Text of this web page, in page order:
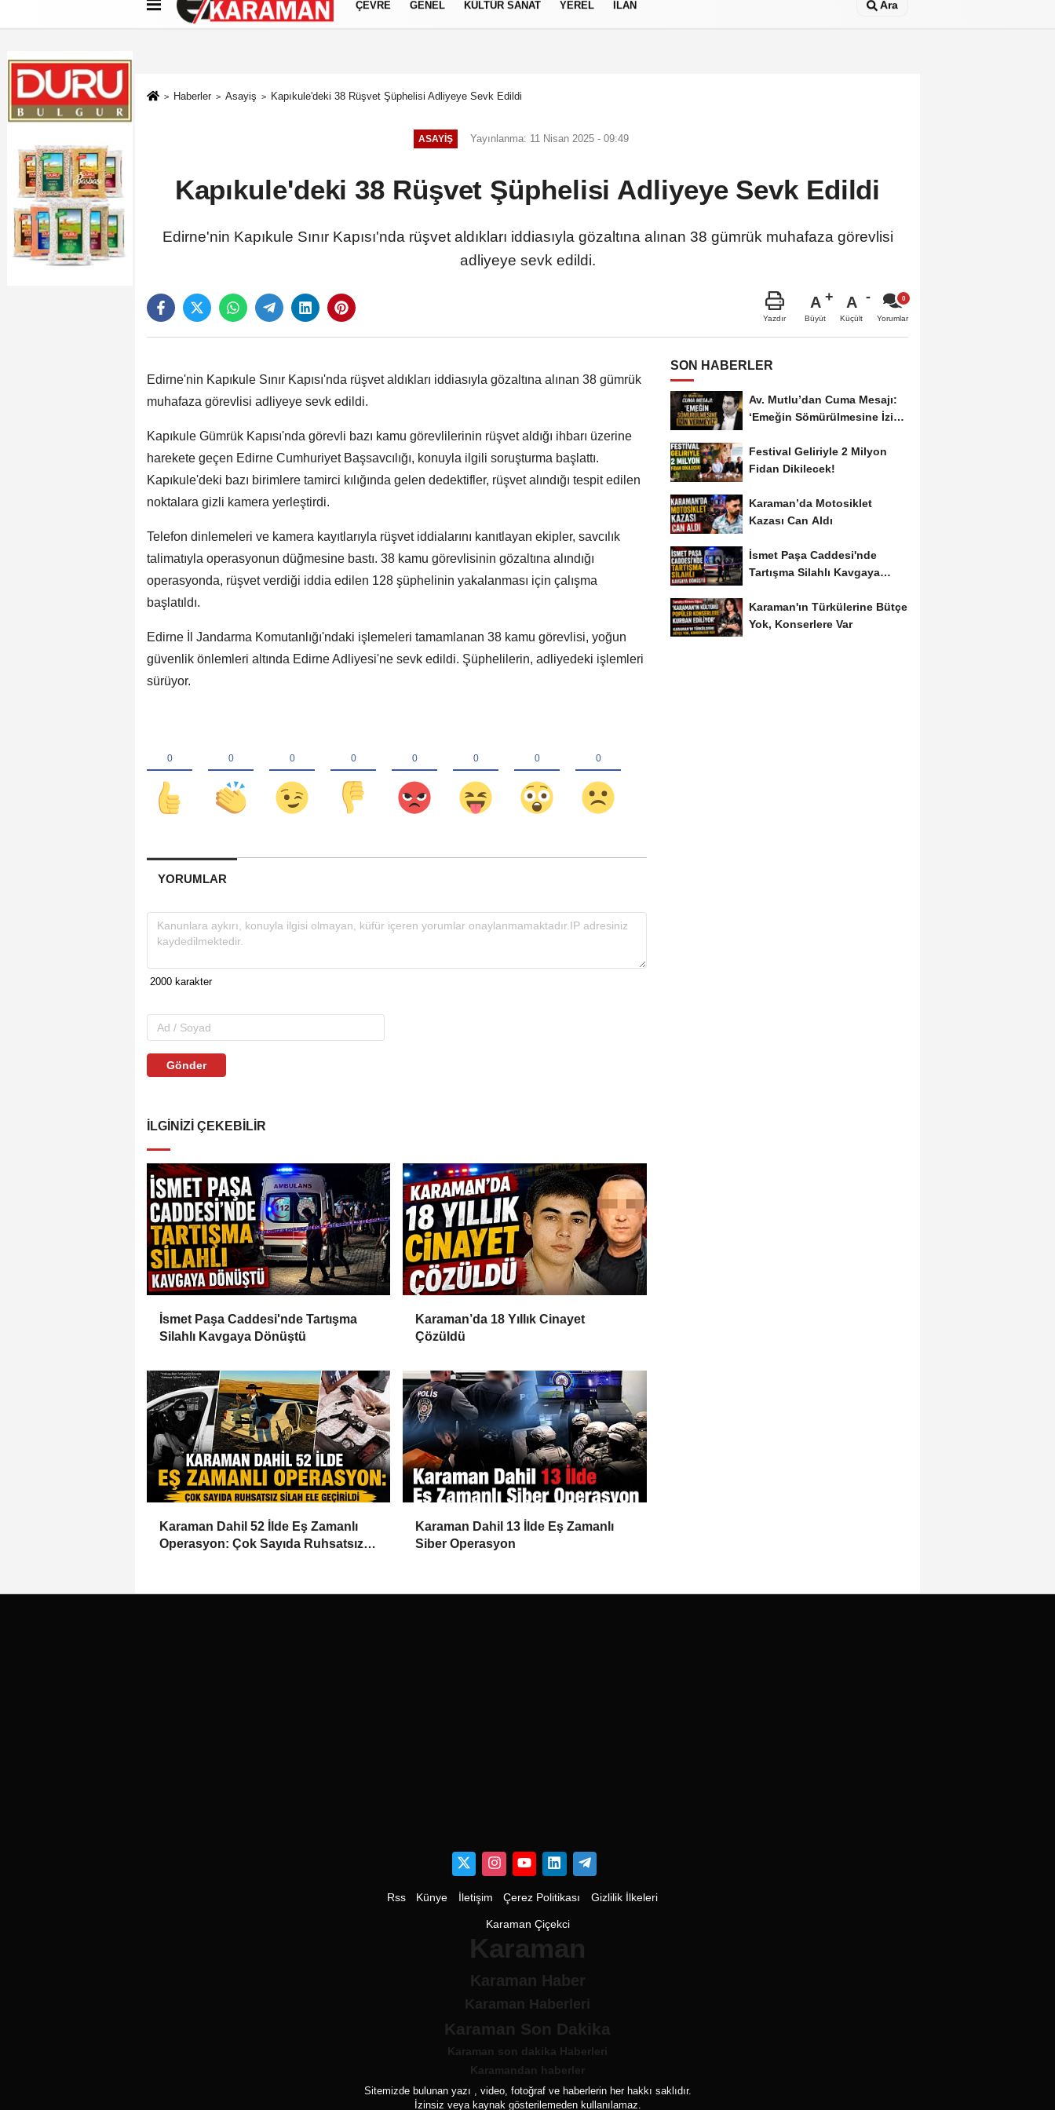
Künye İletişim Çerez Politikası Gizlilik İlkeleri
ÇEVRE GENEL KÜLTÜR SANAT YEREL İLAN Ara
Haberler Asayiş Kapıkule'deki 38 Rüşvet Şüphelisi Adliyeye Sevk Edildi
ASAYIŞ Yayınlanma: 11 Nisan 2025 - 09:49
Kapıkule'deki 38 Rüşvet Şüphelisi Adliyeye Sevk Edildi
Edirne'nin Kapıkule Sınır Kapısı'nda rüşvet aldıkları iddiasıyla gözaltına alınan 38 gümrük muhafaza görevlisi
adliyeye sevk edildi.
Yazdır
A
Büyüt
A
Küçült Yorumlar
Edirne'nin Kapıkule Sınır Kapısı'nda rüşvet aldıkları iddiasıyla gözaltına alınan 38 gümrük
muhafaza görevlisi adliyeye sevk edildi.
Kapıkule Gümrük Kapısı'nda görevli bazı kamu görevlilerinin rüşvet aldığı ihbarı üzerine
harekete geçen Edirne Cumhuriyet Başsavcılığı, konuyla ilgili soruşturma başlattı.
Kapıkule'deki bazı birimlere tamirci kılığında gelen dedektifler, rüşvet alındığı tespit edilen
noktalara gizli kamera yerleştirdi.
Telefon dinlemeleri ve kamera kayıtlarıyla rüşvet iddialarını kanıtlayan ekipler, savcılık
talimatıyla operasyonun düğmesine bastı. 38 kamu görevlisinin gözaltına alındığı
operasyonda, rüşvet verdiği iddia edilen 128 şüphelinin yakalanması için çalışma
başlatıldı.
Edirne İl Jandarma Komutanlığı'ndaki işlemeleri tamamlanan 38 kamu görevlisi, yoğun
güvenlik önlemleri altında Edirne Adliyesi'ne sevk edildi. Şüphelilerin, adliyedeki işlemleri
sürüyor.
YORUMLAR
Gönder
İLGINIZI ÇEKEBILIR
İsmet Paşa Caddesi'nde Tartışma
Silahlı Kavgaya Dönüştü
Karaman’da 18 Yıllık Cinayet
Çözüldü
Karaman Dahil 52 İlde Eş Zamanlı
Operasyon: Çok Sayıda Ruhsatsız
Karaman Dahil 13 İlde Eş Zamanlı
Siber Operasyon
SON HABERLER
Av. Mutlu’dan Cuma Mesajı:
‘Emeğin Sömürülmesine İzin
Festival Geliriyle 2 Milyon
Fidan Dikilecek!
Karaman’da Motosiklet
Kazası Can Aldı
İsmet Paşa Caddesi'nde
Tartışma Silahlı Kavgaya
Karaman'ın Türkülerine Bütçe
Yok, Konserlere Var
Rss Künye İletişim Çerez Politikası Gizlilik İlkeleri
Karaman Çiçekci
Karaman
Karaman Haber
Karaman Haberleri
Karaman Son Dakika
Karaman son dakika Haberleri
Karamandan haberler
Sitemizde bulunan yazı , video, fotoğraf ve haberlerin her hakkı saklıdır.
İzinsiz veya kaynak gösterilemeden kullanılamaz.